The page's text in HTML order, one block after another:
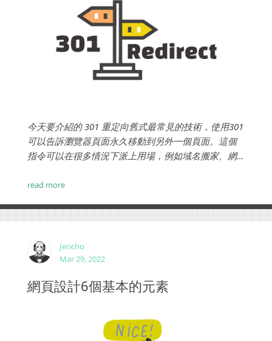
今天要介紹的 301 重定向舊式最常見的技術，使用301
可以告訴瀏覽器頁面永久移動到另外一個頁面。這個
指令可以在很多情況下派上用場，例如域名搬家、網
定向如何影響 SEO？以下我們簡要的分享這個技術的
read more
Jericho
Mar 29, 2022
網頁設計6個基本的元素